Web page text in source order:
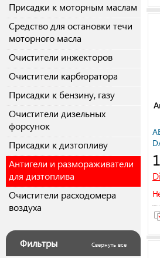
Присадки к моторным маслам
Средство для остановки течи
моторного масла
Очистители инжекторов
Очистители карбюратора
Присадки к бензину, газу
Очистители дизельных
форсунок
Присадки к дизтопливу
Антигели и размораживатели
для дизтоплива
Очистители расходомера
воздуха
Фильтры Свернуть все